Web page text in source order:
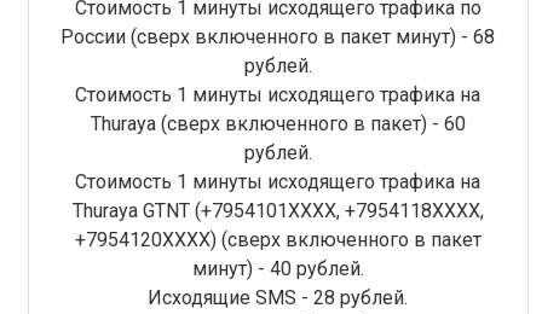
Стоимость 1 минуты исходящего трафика по
России (сверх включенного в пакет минут) - 68
рублей.
Стоимость 1 минуты исходящего трафика на
Thuraya (сверх включенного в пакет) - 60
рублей.
Стоимость 1 минуты исходящего трафика на
Thuraya GTNT (+7954101XXXX, +7954118ХХХХ,
+7954120ХХХХ) (сверх включенного в пакет
минут) - 40 рублей.
Исходящие SMS - 28 рублей.